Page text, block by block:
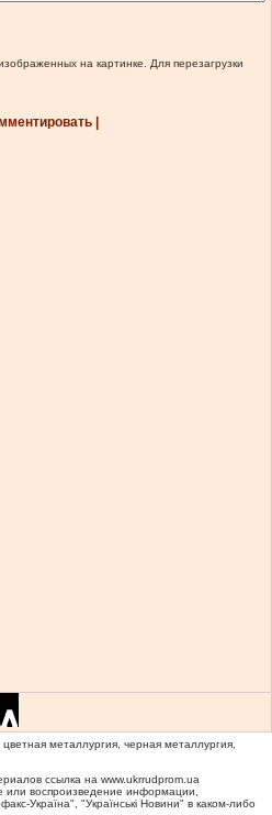
на картинке. Для перезагрузки
|
металлургия, черная металлургия,
ссылка на www.ukrrudprom.ua
или воспроизведение информации,
Україна", "Українськi Новини" в каком-либо